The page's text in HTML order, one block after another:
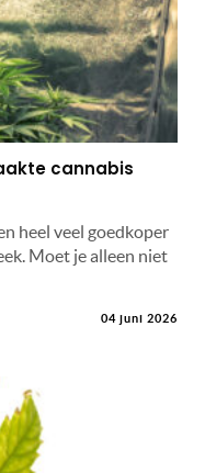
cannabis
heel veel goedkoper
Moet je alleen niet
04 juni 2026